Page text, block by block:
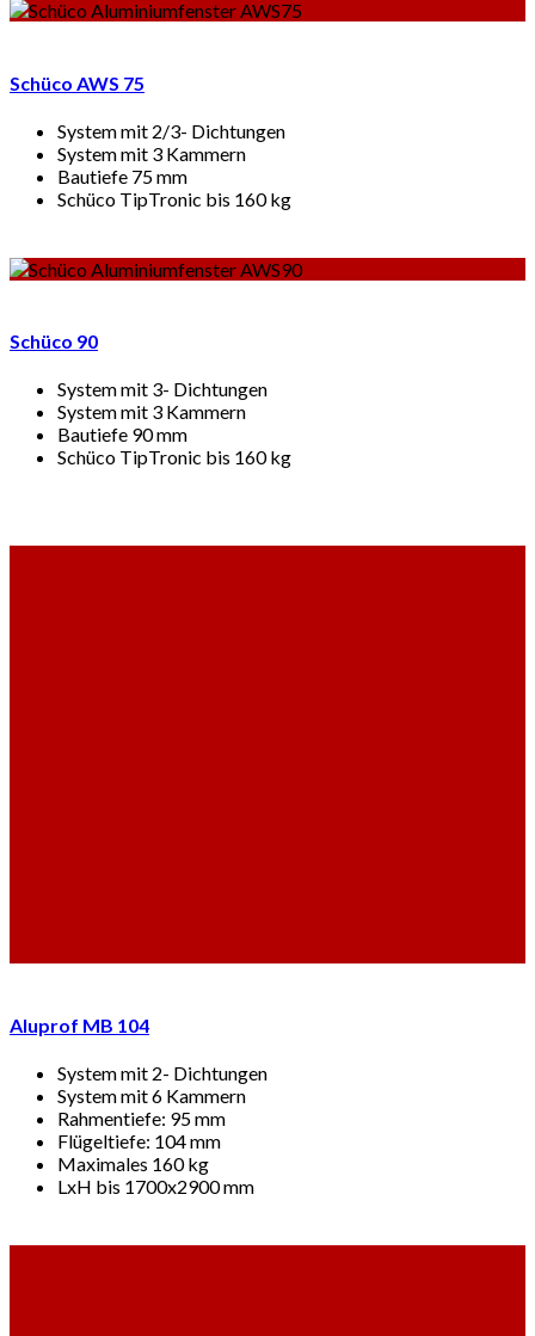
Schüco AWS 75
System mit 2/3- Dichtungen
System mit 3 Kammern
Bautiefe 75 mm
Schüco TipTronic bis 160 kg
Schüco 90
System mit 3- Dichtungen
System mit 3 Kammern
Bautiefe 90 mm
Schüco TipTronic bis 160 kg
Aluprof MB 104
System mit 2- Dichtungen
System mit 6 Kammern
Rahmentiefe: 95 mm
Flügeltiefe: 104 mm
Maximales 160 kg
LxH bis 1700x2900 mm